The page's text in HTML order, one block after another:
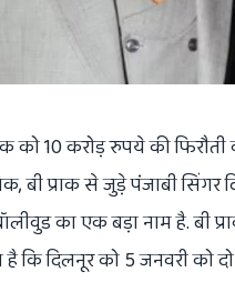
को 10 करोड़ रुपये की
बी प्राक से जुड़े पंजाबी
का एक बड़ा नाम है.
कि दिलनूर को 5 जनवरी को